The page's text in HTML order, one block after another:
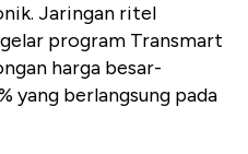
Jaringan ritel
program Transmart
harga besar-
yang berlangsung pada